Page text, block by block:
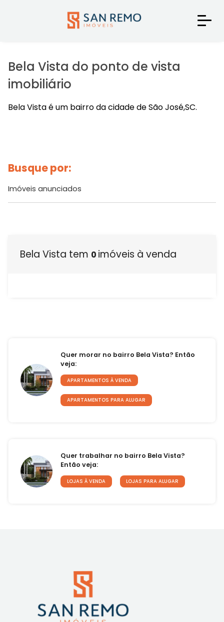
Bela Vista do ponto de vista
imobiliário
Bela Vista é um bairro da cidade de São José,SC.
Busque por:
Imóveis anunciados
Bela Vista tem 0 imóveis à venda
Quer morar no bairro Bela Vista? Então
veja:
APARTAMENTOS À VENDA
APARTAMENTOS PARA ALUGAR
Quer trabalhar no bairro Bela Vista?
Então veja:
LOJAS À VENDA LOJAS PARA ALUGAR